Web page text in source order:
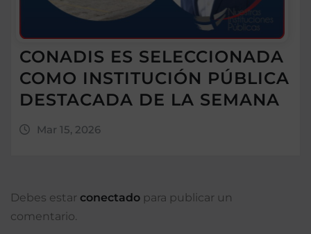
CONADIS ES SELECCIONADA
COMO INSTITUCIÓN PÚBLICA
DESTACADA DE LA SEMANA
Mar 15, 2026
Debes estar conectado para publicar un
comentario.